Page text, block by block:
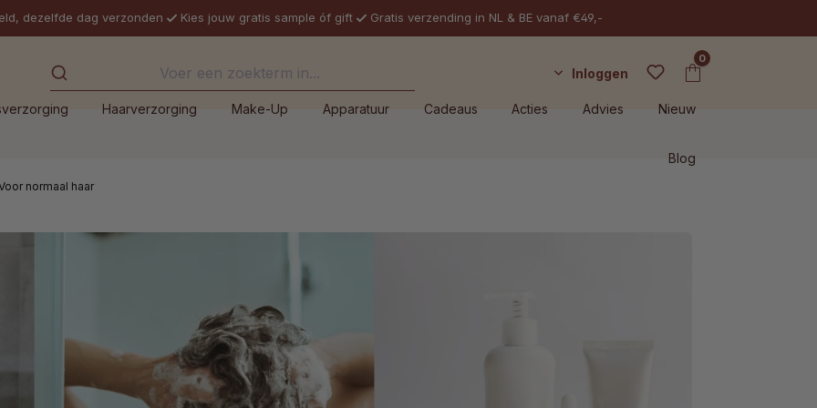
dezelfde dag verzonden Kies jouw gratis sample óf gift Gratis verzending in NL & BE vanaf €49,-
Inloggen
0
Haarverzorging Make-Up Apparatuur Cadeaus Acties Advies Nieuw
Blog
normaal haar